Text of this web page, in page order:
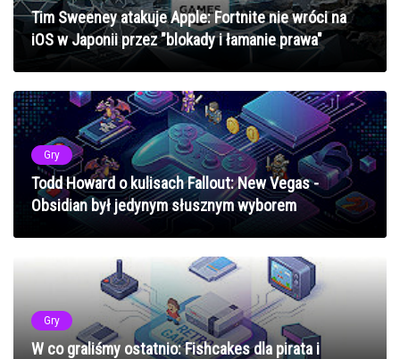
Tim Sweeney atakuje Apple: Fortnite nie wróci na
iOS w Japonii przez "blokady i łamanie prawa"
Gry
Todd Howard o kulisach Fallout: New Vegas -
Obsidian był jedynym słusznym wyborem
Gry
W co graliśmy ostatnio: Fishcakes dla pirata i